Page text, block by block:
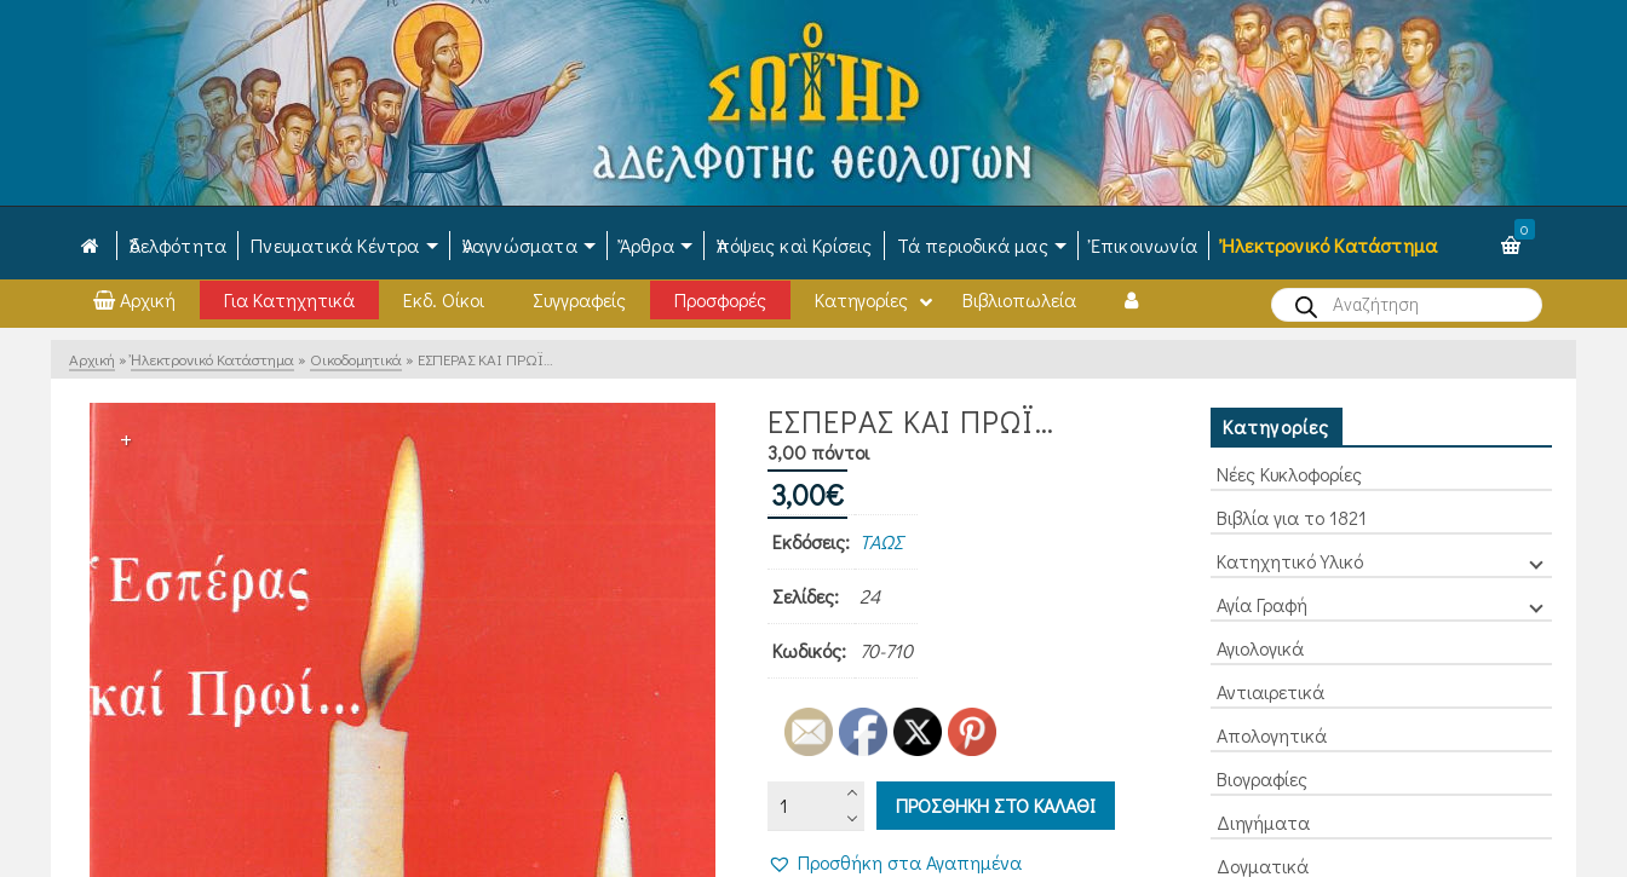
Ἀδελφότητα Πνευματικά Κέντρα Ἀναγνώσματα Ἄρθρα Ἀπόψεις καὶ Κρίσεις Τά περιοδικά μας Ἐπικοινωνία Ἠλεκτρονικό Κατάστημα
0
Products
search
Αρχική Για Κατηχητικά Εκδ. Οίκοι Συγγραφείς Προσφορές Κατηγορίες Βιβλιοπωλεία
Αρχική » Ἠλεκτρονικό Κατάστημα » Οικοδομητικά » ΕΣΠΕΡΑΣ ΚΑΙ ΠΡΩΪ…
ΕΣΠΕΡΑΣ ΚΑΙ ΠΡΩΪ…
3,00 πόντοι
3,00€
Εκδόσεις: ΤΑΩΣ
Σελίδες: 24
Κωδικός: 70-710
ΕΣΠΕΡΑΣ
ΠΡΩΪ...
ΠΡΟΣΘΗΚΗ ΣΤΟ ΚΑΛΑΘΙ
Προσθήκη στα Αγαπημένα
Κατηγορίες
Νέες Κυκλοφορίες
Βιβλία για το 1821
Κατηχητικό Υλικό
Αγία Γραφή
Αγιολογικά
Αντιαιρετικά
Απολογητικά
Βιογραφίες
Διηγήματα
Δογματικά